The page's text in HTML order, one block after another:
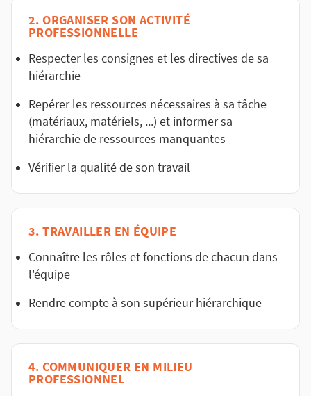
2. ORGANISER SON ACTIVITÉ
PROFESSIONNELLE
Respecter les consignes et les directives de sa
hiérarchie
Repérer les ressources nécessaires à sa tâche
(matériaux, matériels, ...) et informer sa
hiérarchie de ressources manquantes
Vérifier la qualité de son travail
3. TRAVAILLER EN ÉQUIPE
Connaître les rôles et fonctions de chacun dans
l'équipe
Rendre compte à son supérieur hiérarchique
4. COMMUNIQUER EN MILIEU
PROFESSIONNEL